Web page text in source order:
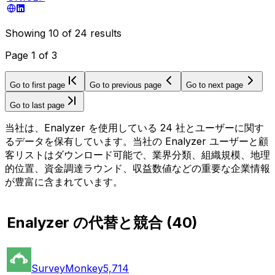
Showing 10 of 24 results
Page 1 of 3
Go to first page Go to previous page Go to next page
Go to last page
当社は、Enalyzer を使用している 24 社とユーザーに関す
るデータを保有しています。当社の Enalyzer ユーザーと顧
客リストはダウンロード可能で、業界分類、組織規模、地理
的位置、資金調達ラウンド、収益数値などの重要な企業情報
が豊富に含まれています。
Enalyzer の代替と競合(40)
SurveyMonkey5,714